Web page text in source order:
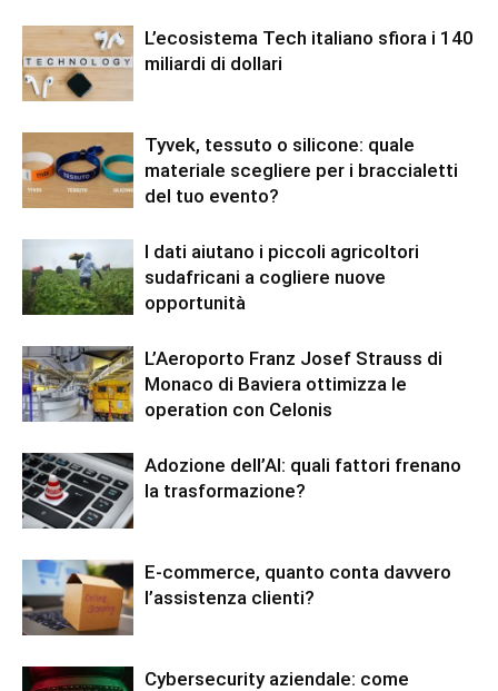
L’ecosistema Tech italiano sfiora i 140
miliardi di dollari
Tyvek, tessuto o silicone: quale
materiale scegliere per i braccialetti
del tuo evento?
I dati aiutano i piccoli agricoltori
sudafricani a cogliere nuove
opportunità
L’Aeroporto Franz Josef Strauss di
Monaco di Baviera ottimizza le
operation con Celonis
Adozione dell’AI: quali fattori frenano
la trasformazione?
E-commerce, quanto conta davvero
l’assistenza clienti?
Cybersecurity aziendale: come